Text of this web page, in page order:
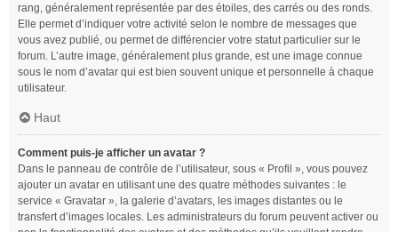
rang, généralement représentée par des étoiles, des carrés ou des ronds.
Elle permet d’indiquer votre activité selon le nombre de messages que
vous avez publié, ou permet de différencier votre statut particulier sur le
forum. L’autre image, généralement plus grande, est une image connue
sous le nom d’avatar qui est bien souvent unique et personnelle à chaque
utilisateur.
Haut
Comment puis-je afficher un avatar ?
Dans le panneau de contrôle de l’utilisateur, sous « Profil », vous pouvez
ajouter un avatar en utilisant une des quatre méthodes suivantes : le
service « Gravatar », la galerie d’avatars, les images distantes ou le
transfert d’images locales. Les administrateurs du forum peuvent activer ou